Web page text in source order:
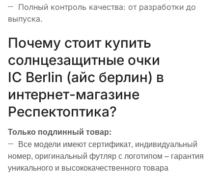
Полный контроль качества: от разработки до
выпуска.
Почему стоит купить
солнцезащитные очки
IC Berlin (айс берлин) в
интернет-магазине
Респектоптика?
Только подлинный товар:
Все модели имеют сертификат, индивидуальный
номер, оригинальный футляр с логотипом – гарантия
уникального и высококачественного товара